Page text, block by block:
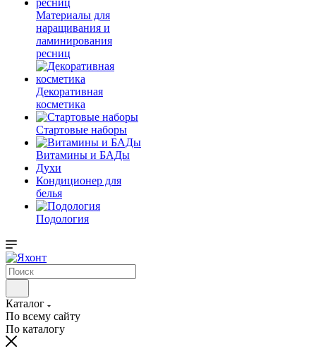
Материалы для
наращивания и
ламинирования
ресниц
Декоративная
косметика
Стартовые наборы
Витамины и БАДы
Духи
Кондиционер для
белья
Подология
Каталог
По всему сайту
По каталогу